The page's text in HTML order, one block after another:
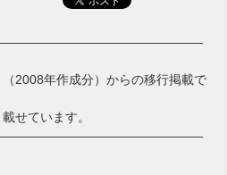
2008年作成分）からの移行掲載で
せています。